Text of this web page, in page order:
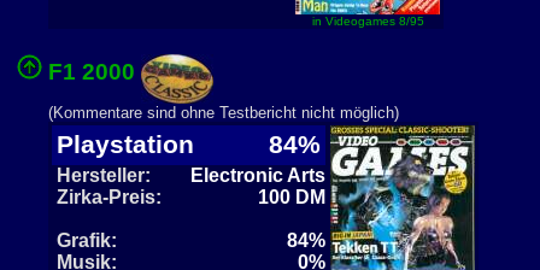
in Videogames 8/95
F1 2000
(Kommentare sind ohne Testbericht nicht möglich)
Playstation 84%
Hersteller:
Electronic Arts
Zirka-Preis:
100 DM
Grafik:
84%
Musik:
0%